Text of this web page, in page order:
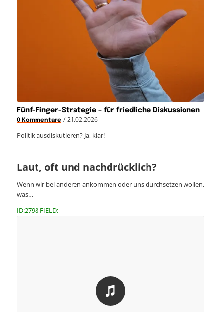
Fünf-Finger-Strategie – für friedliche Diskussionen
0 Kommentare / 21.02.2026
Politik ausdiskutieren? Ja, klar!
Laut, oft und nachdrücklich?
Wenn wir bei anderen ankommen oder uns durchsetzen wollen,
was…
ID:2798 FIELD: